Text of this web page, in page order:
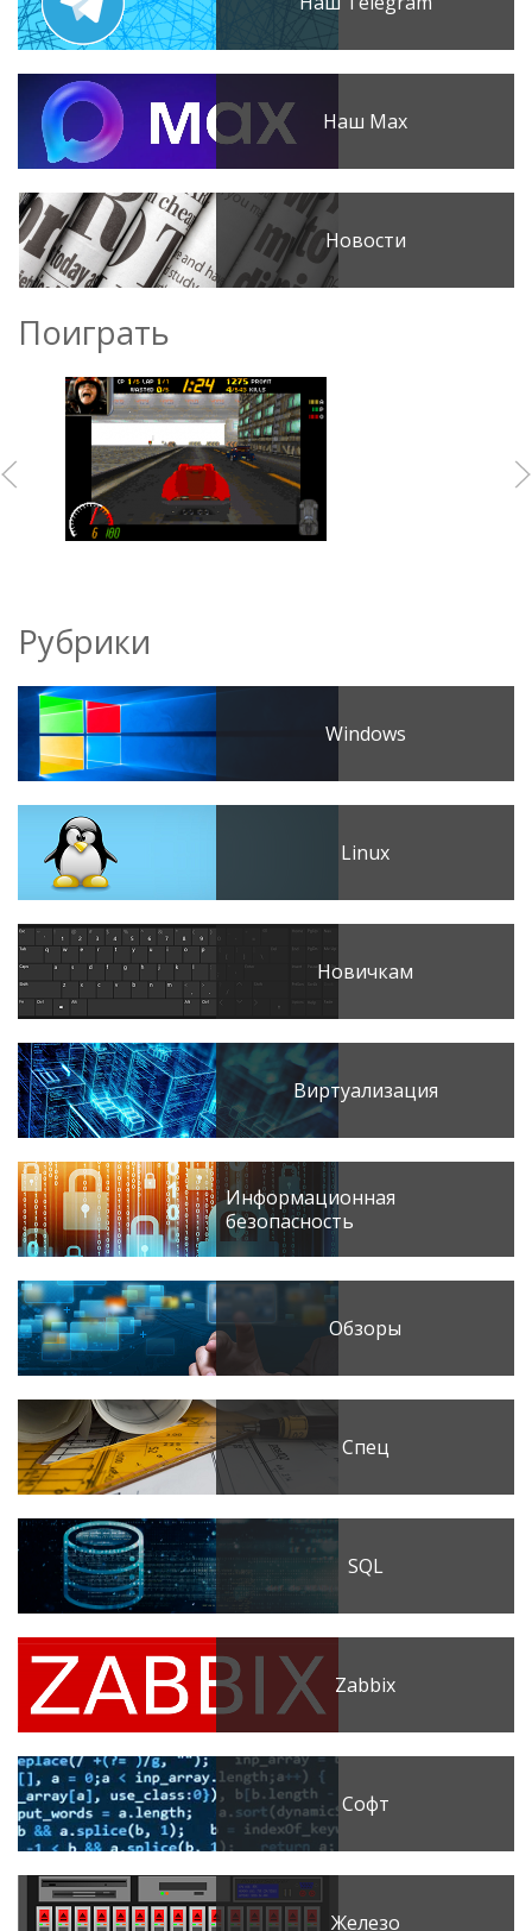
Наш Max
Новости
Поиграть
Рубрики
Windows
Linux
Новичкам
Виртуализация
Информационная
безопасность
Обзоры
Спец
SQL
Zabbix
Софт
Железо